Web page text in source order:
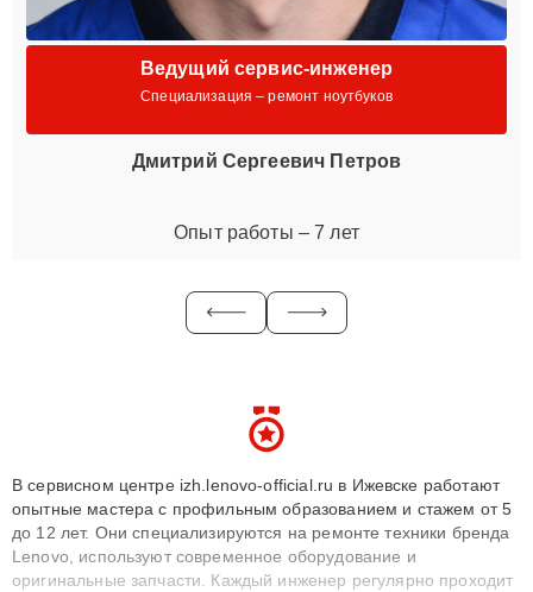
Ведущий сервис-инженер
Специализация – ремонт ноутбуков
Дмитрий Сергеевич Петров
Опыт работы – 7 лет
В сервисном центре izh.lenovo-official.ru в Ижевске работают
опытные мастера с профильным образованием и стажем от 5
до 12 лет. Они специализируются на ремонте техники бренда
Lenovo, используют современное оборудование и
оригинальные запчасти. Каждый инженер регулярно проходит